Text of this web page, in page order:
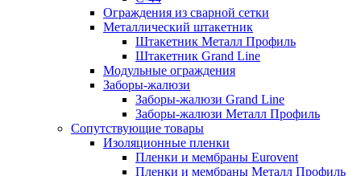
Ограждения из сварной сетки
Металлический штакетник
Штакетник Металл Профиль
Штакетник Grand Line
Модульные ограждения
Заборы-жалюзи
Заборы-жалюзи Grand Line
Заборы-жалюзи Металл Профиль
Сопутствующие товары
Изоляционные пленки
Пленки и мембраны Eurovent
Пленки и мембраны Металл Профиль